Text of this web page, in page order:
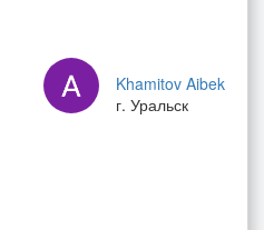
Khamitov Aibek
г. Уральск